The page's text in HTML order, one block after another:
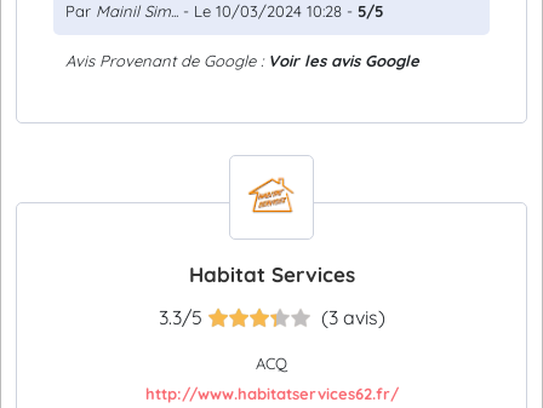
Par Mainil Sim... - Le 10/03/2024 10:28 - 5/5
Avis Provenant de Google : Voir les avis Google
Habitat Services
3.3/5 (3 avis)
ACQ
http://www.habitatservices62.fr/